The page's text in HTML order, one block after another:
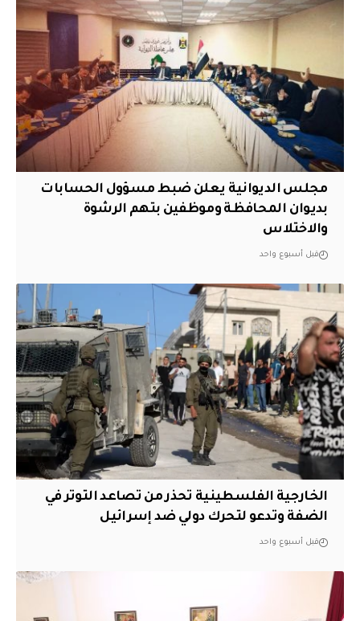
مجلس الديوانية يعلن ضبط مسؤول الحسابات
بديوان المحافظة وموظفين بتهم الرشوة
والاختلاس
قبل أسبوع واحد
الخارجية الفلسطينية تحذر من تصاعد التوتر في
الضفة وتدعو لتحرك دولي ضد إسرائيل
قبل أسبوع واحد